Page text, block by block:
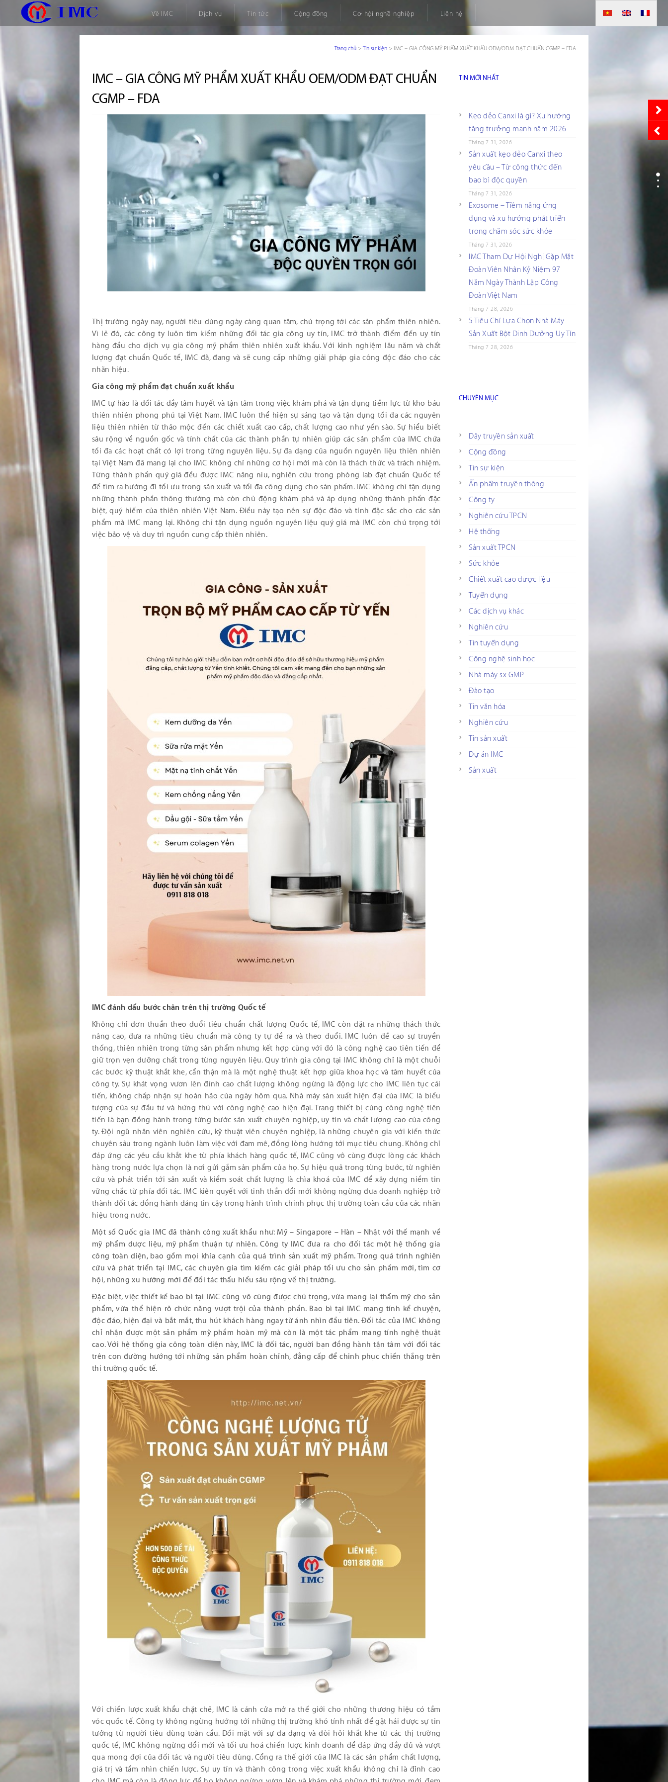
Về IMC Dịch vụ Tin tức Cộng đồng Cơ hội nghề nghiệp Liên hệ
Trang chủ > Tin sự kiện > IMC – GIA CÔNG MỸ PHẨM XUẤT KHẨU OEM/ODM ĐẠT CHUẨN CGMP – FDA
IMC – GIA CÔNG MỸ PHẨM XUẤT KHẨU OEM/ODM ĐẠT CHUẨN
CGMP – FDA
Thị trường ngày nay, người tiêu dùng ngày càng quan tâm, chú trọng tới các sản phẩm thiên nhiên.
Vì lẽ đó, các công ty luôn tìm kiếm những đối tác gia công uy tín, IMC trở thành điểm đến uy tín
hàng đầu cho dịch vụ gia công mỹ phẩm thiên nhiên xuất khẩu. Với kinh nghiệm lâu năm và chất
lượng đạt chuẩn Quốc tế, IMC đã, đang và sẽ cung cấp những giải pháp gia công độc đáo cho các
nhãn hiệu.
Gia công mỹ phẩm đạt chuẩn xuất khẩu
IMC tự hào là đối tác đầy tâm huyết và tận tâm trong việc khám phá và tận dụng tiềm lực từ kho báu
thiên nhiên phong phú tại Việt Nam. IMC luôn thể hiện sự sáng tạo và tận dụng tối đa các nguyên
liệu thiên nhiên từ thảo mộc đến các chiết xuất cao cấp, chất lượng cao như yến sào. Sự hiểu biết
sâu rộng về nguồn gốc và tính chất của các thành phần tự nhiên giúp các sản phẩm của IMC chứa
tối đa các hoạt chất có lợi trong từng nguyên liệu. Sự đa dạng của nguồn nguyên liệu thiên nhiên
tại Việt Nam đã mang lại cho IMC không chỉ những cơ hội mới mà còn là thách thức và trách nhiệm.
Từng thành phần quý giá đều được IMC nâng niu, nghiên cứu trong phòng lab đạt chuẩn Quốc tế
để tìm ra hướng đi tối ưu trong sản xuất và tối đa công dụng cho sản phẩm. IMC không chỉ tận dụng
những thành phần thông thường mà còn chủ động khám phá và áp dụng những thành phần đặc
biệt, quý hiếm của thiên nhiên Việt Nam. Điều này tạo nên sự độc đáo và tính đặc sắc cho các sản
phẩm mà IMC mang lại. Không chỉ tận dụng nguồn nguyên liệu quý giá mà IMC còn chú trọng tới
việc bảo vệ và duy trì nguồn cung cấp thiên nhiên.
IMC đánh dấu bước chân trên thị trường Quốc tế
Không chỉ đơn thuần theo đuổi tiêu chuẩn chất lượng Quốc tế, IMC còn đặt ra những thách thức
nâng cao, đưa ra những tiêu chuẩn mà công ty tự đề ra và theo đuổi. IMC luôn đề cao sự truyền
thống, thiên nhiên trong từng sản phẩm nhưng kết hợp cùng với đó là công nghệ cao tiên tiến để
giữ trọn vẹn dưỡng chất trong từng nguyên liệu. Quy trình gia công tại IMC không chỉ là một chuỗi
các bước kỹ thuật khắt khe, cẩn thận mà là một nghệ thuật kết hợp giữa khoa học và tâm huyết của
công ty. Sự khát vọng vươn lên đỉnh cao chất lượng không ngừng là động lực cho IMC liên tục cải
tiến, không chấp nhận sự hoàn hảo của ngày hôm qua. Nhà máy sản xuất hiện đại của IMC là biểu
tượng của sự đầu tư và hứng thú với công nghệ cao hiện đại. Trang thiết bị cùng công nghệ tiên
tiến là bạn đồng hành trong từng bước sản xuất chuyên nghiệp, uy tín và chất lượng cao của công
ty. Đội ngũ nhân viên nghiên cứu, kỹ thuật viên chuyên nghiệp, là những chuyên gia với kiến thức
chuyên sâu trong ngành luôn làm việc với đam mê, đồng lòng hướng tới mục tiêu chung. Không chỉ
đáp ứng các yêu cầu khắt khe từ phía khách hàng quốc tế, IMC cũng vô cùng được lòng các khách
hàng trong nước lựa chọn là nơi gửi gắm sản phẩm của họ. Sự hiệu quả trong từng bước, từ nghiên
cứu và phát triển tới sản xuất và kiểm soát chất lượng là chìa khoá của IMC để xây dựng niềm tin
vững chắc từ phía đối tác. IMC kiên quyết với tinh thần đổi mới không ngừng đưa doanh nghiệp trở
thành đối tác đồng hành đáng tin cậy trong hành trình chinh phục thị trường toàn cầu của các nhãn
hiệu trong nước.
Một số Quốc gia IMC đã thành công xuất khẩu như: Mỹ – Singapore – Hàn – Nhật với thế mạnh về
mỹ phẩm dược liệu, mỹ phẩm thuận tự nhiên. Công ty IMC đưa ra cho đối tác một hệ thống gia
công toàn diện, bao gồm mọi khía cạnh của quá trình sản xuất mỹ phẩm. Trong quá trình nghiên
cứu và phát triển tại IMC, các chuyên gia tìm kiếm các giải pháp tối ưu cho sản phẩm mới, tìm cơ
hội, những xu hướng mới để đối tác thấu hiểu sâu rộng về thị trường.
Đặc biệt, việc thiết kế bao bì tại IMC cũng vô cùng được chú trọng, vừa mang lại thẩm mỹ cho sản
phẩm, vừa thể hiện rõ chức năng vượt trội của thành phần. Bao bì tại IMC mang tính kể chuyện,
độc đáo, hiện đại và bắt mắt, thu hút khách hàng ngay từ ánh nhìn đầu tiên. Đối tác của IMC không
chỉ nhận được một sản phẩm mỹ phẩm hoàn mỹ mà còn là một tác phẩm mang tính nghệ thuật
cao. Với hệ thống gia công toàn diện này, IMC là đối tác, người bạn đồng hành tận tâm với đối tác
trên con đường hướng tới những sản phẩm hoàn chỉnh, đẳng cấp để chinh phục chiến thắng trên
thị trường quốc tế.
Với chiến lược xuất khẩu chặt chẽ, IMC là cánh cửa mở ra thế giới cho những thương hiệu có tầm
vóc quốc tế. Công ty không ngừng hướng tới những thị trường khó tính nhất để gặt hái được sự tin
tưởng từ người tiêu dùng toàn cầu. Đối mặt với sự đa dạng và đòi hỏi khắt khe từ các thị trường
quốc tế, IMC không ngừng đổi mới và tối ưu hoá chiến lược kinh doanh để đáp ứng đầy đủ và vượt
qua mong đợi của đối tác và người tiêu dùng. Cổng ra thế giới của IMC là các sản phẩm chất lượng,
giá trị và tầm nhìn chiến lược. Sự uy tín và thành công trong việc xuất khẩu không chỉ là đỉnh cao
TIN MỚI NHẤT
Kẹo dẻo Canxi là gì? Xu hướng
tăng trưởng mạnh năm 2026
Tháng 7 31, 2026
Sản xuất kẹo dẻo Canxi theo
yêu cầu – Từ công thức đến
bao bì độc quyền
Tháng 7 31, 2026
Exosome – Tiềm năng ứng
dụng và xu hướng phát triển
trong chăm sóc sức khỏe
Tháng 7 31, 2026
IMC Tham Dự Hội Nghị Gặp Mặt
Đoàn Viên Nhân Kỷ Niệm 97
Năm Ngày Thành Lập Công
Đoàn Việt Nam
Tháng 7 28, 2026
5 Tiêu Chí Lựa Chọn Nhà Máy
Sản Xuất Bột Dinh Dưỡng Uy Tín
Tháng 7 28, 2026
CHUYÊN MỤC
Dây truyền sản xuất
Cộng đồng
Tin sự kiện
Ấn phẩm truyền thông
Công ty
Nghiên cứu TPCN
Hệ thống
Sản xuất TPCN
Sức khỏe
Chiết xuất cao dược liệu
Tuyển dụng
Các dịch vụ khác
Nghiên cứu
Tin tuyển dụng
Công nghệ sinh học
Nhà máy sx GMP
Đào tạo
Tin văn hóa
Nghiên cứu
Tin sản xuất
Dự án IMC
Sản xuất